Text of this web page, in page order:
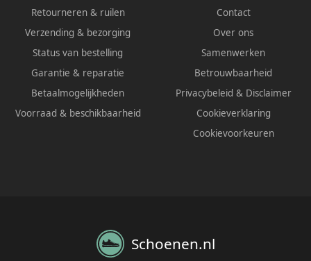
Retourneren & ruilen
Verzending & bezorging
Status van bestelling
Garantie & reparatie
Betaalmogelijkheden
Voorraad & beschikbaarheid
Contact
Over ons
Samenwerken
Betrouwbaarheid
Privacybeleid & Disclaimer
Cookieverklaring
Cookievoorkeuren
Schoenen.nl